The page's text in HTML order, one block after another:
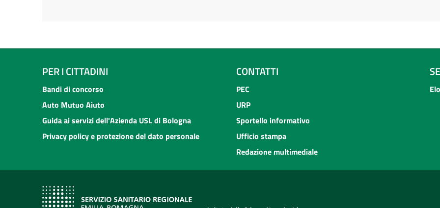
PER I CITTADINI
Bandi di concorso
Auto Mutuo Aiuto
Guida ai servizi dell'Azienda USL di Bologna
Privacy policy e protezione del dato personale
CONTATTI
PEC
URP
Sportello informativo
Ufficio stampa
Redazione multimediale